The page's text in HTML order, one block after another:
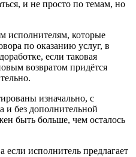
и не просто по темам, но
исполнителям, которые
по оказанию услуг, в
если таковая
возвратом придётся
изначально, с
и без дополнительной
быть больше, чем осталось
исполнитель предлагает